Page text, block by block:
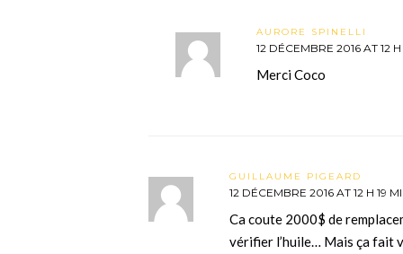
AURORE SPINELLI
12 DÉCEMBRE 2016 AT 12
Merci Coco
GUILLAUME PIGEARD
12 DÉCEMBRE 2016 AT 12 H 19
Ca coute 2000$ de
vérifier l’huile… Mais ça fait